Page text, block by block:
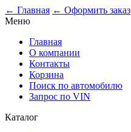
← Главная ← Оформить заказ
Меню
Главная
О компании
Контакты
Корзина
Поиск по автомобилю
Запрос по VIN
Каталог